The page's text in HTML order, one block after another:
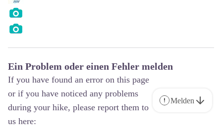
Ein Problem oder einen Fehler melden
If you have found an error on this page
or if you have noticed any problems
during your hike, please report them to
us here:
Melden